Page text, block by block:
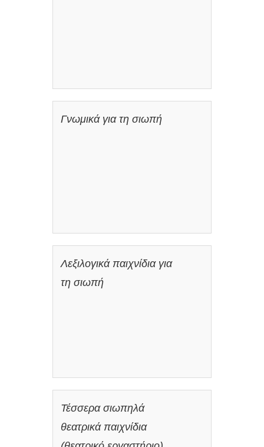
Γνωμικά για τη σιωπή
Λεξιλογικά παιχνίδια για
τη σιωπή
Τέσσερα σιωπηλά
θεατρικά παιχνίδια